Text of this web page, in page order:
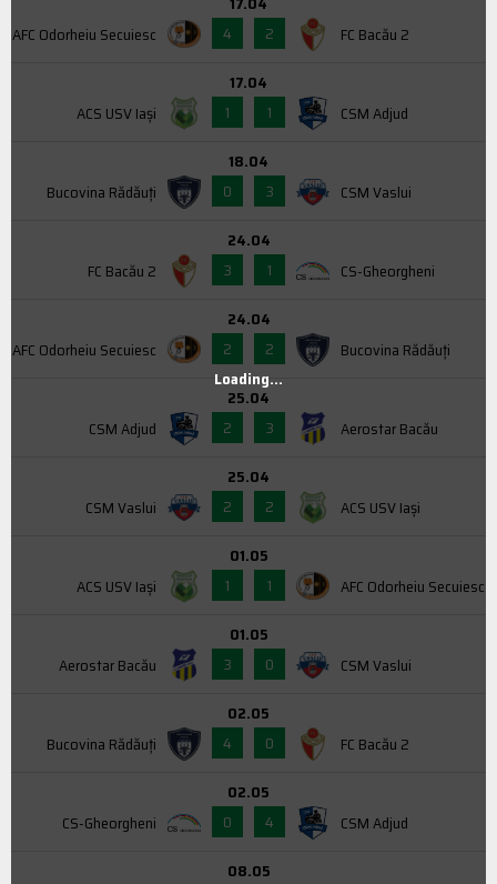
AFC Odorheiu Secuiesc
4
2 FC Bacău 2
ACS USV Iaşi
17.04
1
1 CSM Adjud
Bucovina Rădăuți
18.04
0
3 CSM Vaslui
FC Bacău 2
24.04
3
1 CS-Gheorgheni
AFC Odorheiu Secuiesc
24.04
2
2 Bucovina Rădăuți
CSM Adjud
25.04
2
3 Aerostar Bacău
CSM Vaslui
25.04
2
2 ACS USV Iaşi
ACS USV Iaşi
01.05
1
1 AFC Odorheiu Secuiesc
Aerostar Bacău
01.05
3
0 CSM Vaslui
Bucovina Rădăuți
02.05
4
0 FC Bacău 2
CS-Gheorgheni
02.05
0
4 CSM Adjud
08.05
Loading...